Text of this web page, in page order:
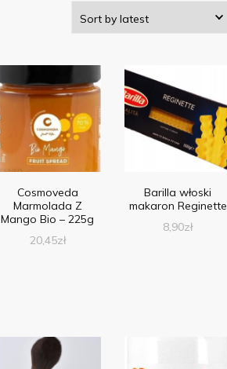
Cosmoveda
Marmolada Z
Mango Bio – 225g
20,45zł
Barilla włoski
makaron Reginette
8,90zł